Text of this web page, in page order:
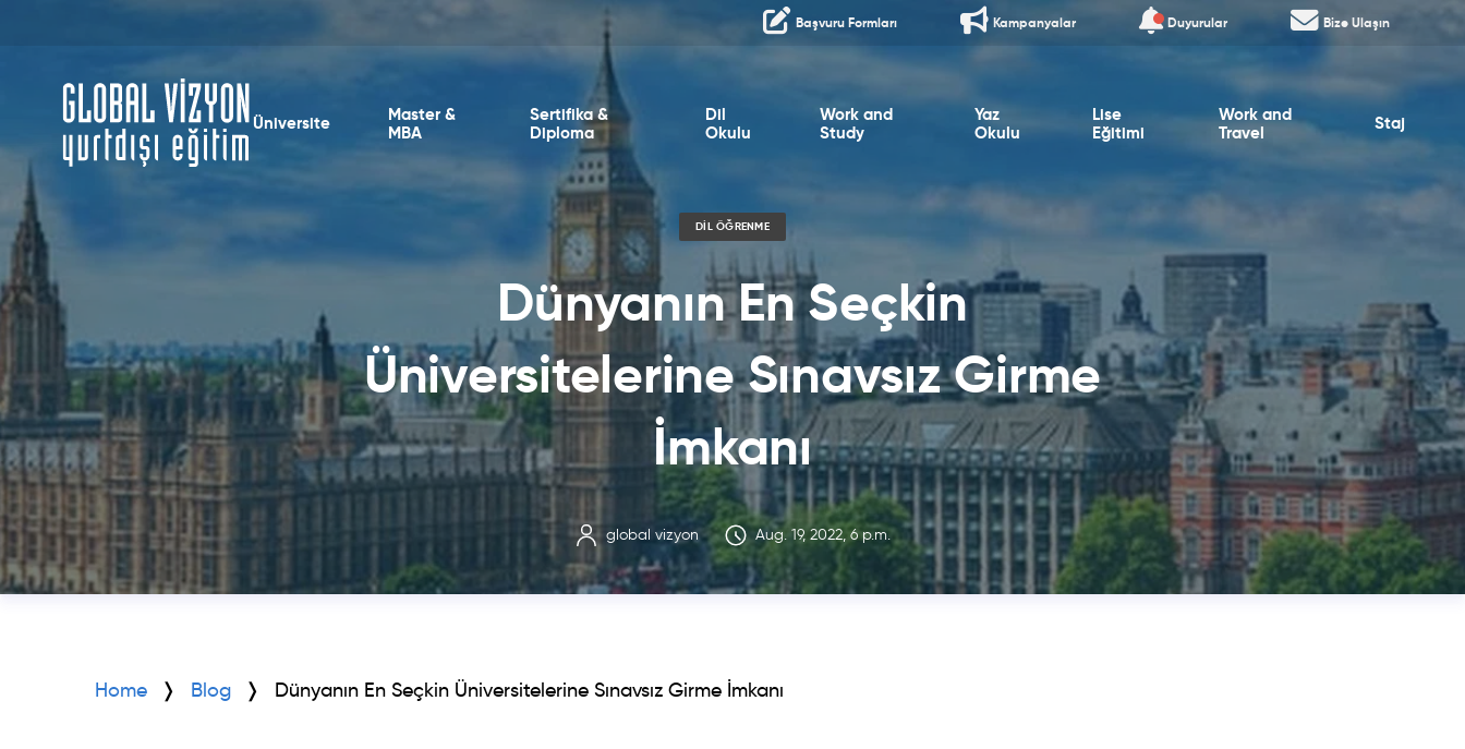
Bize Ulaşın
Duyurular
Kampanyalar
Başvuru Formları
Üniversite
Master &
MBA
Sertifika &
Diploma
Dil
Okulu
Work and
Study
Yaz
Okulu
Lise
Eğitimi
Work and
Travel
Staj
DIL ÖĞRENME
Dünyanın En Seçkin
Üniversitelerine Sınavsız Girme
İmkanı
global vizyon Aug. 19, 2022, 6 p.m.
Home Blog Dünyanın En Seçkin Üniversitelerine Sınavsız Girme İmkanı